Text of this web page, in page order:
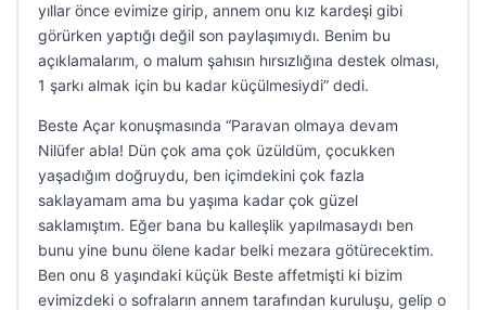
yıllar önce evimize girip, annem onu kız kardeşi gibi
görürken yaptığı değil son paylaşımıydı. Benim bu
açıklamalarım, o malum şahısın hırsızlığına destek olması,
1 şarkı almak için bu kadar küçülmesiydi” dedi.
Beste Açar konuşmasında “Paravan olmaya devam
Nilüfer abla! Dün çok ama çok üzüldüm, çocukken
yaşadığım doğruydu, ben içimdekini çok fazla
saklayamam ama bu yaşıma kadar çok güzel
saklamıştım. Eğer bana bu kalleşlik yapılmasaydı ben
bunu yine bunu ölene kadar belki mezara götürecektim.
Ben onu 8 yaşındaki küçük Beste affetmişti ki bizim
evimizdeki o sofraların annem tarafından kuruluşu, gelip o